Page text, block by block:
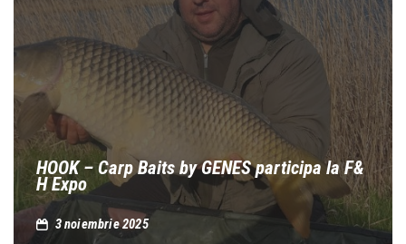
HOOK – Carp Baits by GENES participa la F&
H Expo
3 noiembrie 2025